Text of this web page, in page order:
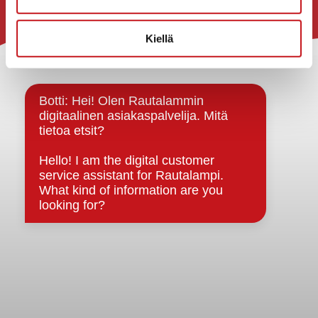
Kiellä
Yhteystiedot
Strategiat, ohjelmat, ohjeet, suunnitelmat, säännöt ja
sopimukset
Asiakirjajulkisuuskuvaus
Evästeet
Saavutettavuusseloste
Tietosuoja
Tietosuojaselosteet